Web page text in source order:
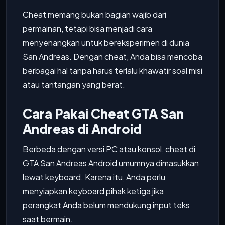
Cheat memang bukan bagian wajib dari
permainan, tetapi bisa menjadi cara
menyenangkan untuk bereksperimen di dunia
San Andreas. Dengan cheat, Anda bisa mencoba
berbagai hal tanpa harus terlalu khawatir soal misi
atau tantangan yang berat.
Cara Pakai Cheat GTA San
Andreas di Android
Berbeda dengan versi PC atau konsol, cheat di
GTA San Andreas Android umumnya dimasukkan
lewat keyboard. Karena itu, Anda perlu
menyiapkan keyboard pihak ketiga jika
perangkat Anda belum mendukung input teks
saat bermain.